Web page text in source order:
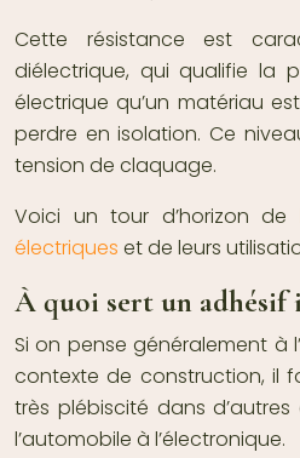
Cette résistance est
diélectrique, qui qualifie la
électrique qu’un matériau
perdre en isolation. Ce
tension de claquage.
Voici un tour d’horizon de
électriques et de leurs
À quoi sert un adhésif
Si on pense généralement à
contexte de construction, il
très plébiscité dans
l’automobile à l’électronique.